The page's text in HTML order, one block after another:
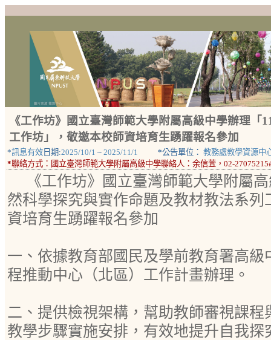
《工作坊》國立臺灣師範大學附屬高級中學辦理
工作坊」，敬邀本校師資培育生踴躍報名參加
*訊息有效 日期:2025/10/1 ~ 2025/11/1 *公告單位： 教務處教學資源中
*聯絡方式： 國立臺灣師範大學附屬高級中學聯絡人：余信萱，02-
《工作坊》國立臺灣師範大學附屬
然科學探究與實作命題及教材教法系
資培育生踴躍報名參加
一、依據教育部國民及學前教育署高
程推動中心（北區）工作計畫辦理。
二、提供檢視架構，幫助教師審視課
教學步驟實施安排，有效地提升自我